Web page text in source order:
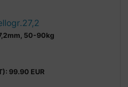
50-90kg
99.90 EUR